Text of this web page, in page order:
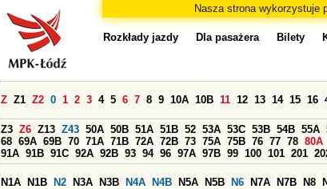
Nasza strona wykorzystuje
Rozkłady jazdy Dla pasażera Bilety
Z Z1 Z2 0 1 2 3 4 5 6 7 8 9 10A 10B 11 12 13 14 15 16
Z3 Z6 Z13 Z43 50A 50B 51A 51B 52 53A 53C 53B 54B 55A
68 69A 69B 70 71A 71B 72A 72B 73 75A 75B 76 77 78 80A
91A 91B 91C 92A 92B 93 94 96 97A 97B 99 100 101 201
N1A N1B N2 N3A N3B N4A N4B N5A N5B N6 N7A N7B N8